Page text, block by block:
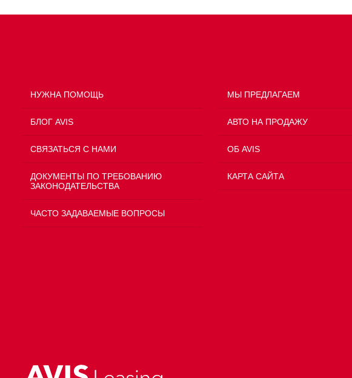
НУЖНА ПОМОЩЬ
БЛОГ AVIS
СВЯЗАТЬСЯ С НАМИ
ДОКУМЕНТЫ ПО ТРЕБОВАНИЮ
ЗАКОНОДАТЕЛЬСТВА
ЧАСТО ЗАДАВАЕМЫЕ ВОПРОСЫ
МЫ ПРЕДЛАГАЕМ
АВТО НА ПРОДАЖУ
ОБ AVIS
КАРТА САЙТА